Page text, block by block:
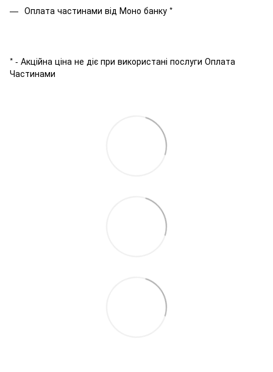
Оплата частинами від Моно банку *
* - Акційна ціна не діє при використані послуги Оплата
Частинами